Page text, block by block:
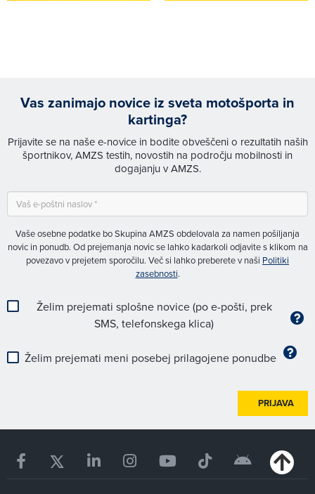
Vas zanimajo novice iz sveta motošporta in
kartinga?
Prijavite se na naše e-novice in bodite obveščeni o rezultatih naših
športnikov, AMZS testih, novostih na področju mobilnosti in
dogajanju v AMZS.
Vaše osebne podatke bo Skupina AMZS obdelovala za namen pošiljanja
novic in ponudb. Od prejemanja novic se lahko kadarkoli odjavite s klikom na
povezavo v prejetem sporočilu. Več si lahko preberete v naši Politiki
zasebnosti.
Želim prejemati splošne novice (po e-pošti, prek
SMS, telefonskega klica)
Želim prejemati meni posebej prilagojene ponudbe
PRIJAVA